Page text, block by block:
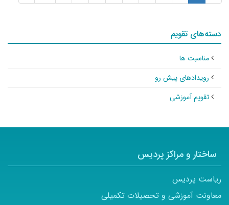
دسته‌های تقویم
مناسبت ها
رویدادهای پیش رو
تقویم آموزشی
ساختار و مراکز پردیس
ریاست پردیس
معاونت آموزشی و تحصیلات تکمیلی